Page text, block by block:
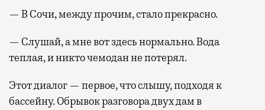
— В Сочи, между прочим, стало прекрасно.
— Слушай, а мне вот здесь нормально. Вода
теплая, и никто чемодан не потерял.
Этот диалог — первое, что слышу, подходя к
бассейну. Обрывок разговора двух дам в